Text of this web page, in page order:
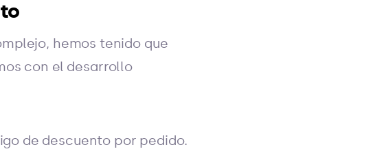
hemos tenido que
con el desarrollo
de descuento por pedido.